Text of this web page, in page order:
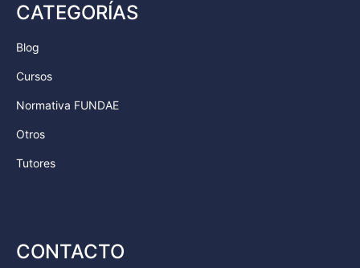
CATEGORÍAS
Blog
Cursos
Normativa FUNDAE
Otros
Tutores
CONTACTO